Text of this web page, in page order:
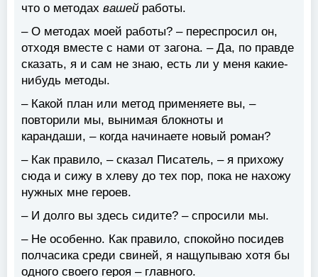
что о методах вашей работы.
– О методах моей работы? – переспросил он,
отходя вместе с нами от загона. – Да, по правде
сказать, я и сам не знаю, есть ли у меня какие-
нибудь методы.
– Какой план или метод применяете вы, –
повторили мы, вынимая блокноты и
карандаши, – когда начинаете новый роман?
– Как правило, – сказал Писатель, – я прихожу
сюда и сижу в хлеву до тех пор, пока не нахожу
нужных мне героев.
– И долго вы здесь сидите? – спросили мы.
– Не особенно. Как правило, спокойно посидев
полчасика среди свиней, я нащупываю хотя бы
одного своего героя – главного.